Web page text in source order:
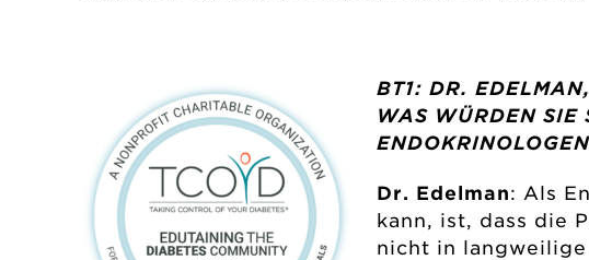
BT1: DR.
WAS WÜRDEN SIE
Dr. Edelman: Als
kann, ist, dass die
nicht in